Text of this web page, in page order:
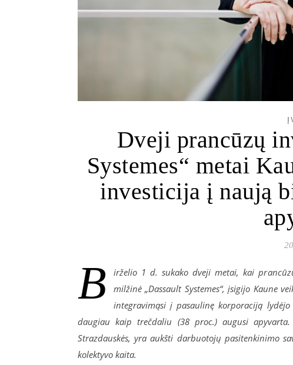
Dveji prancūzų
Systemes“ metai
investicija į naują
B
irželio 1 d. sukako dveji metai, kai
milžinė „Dassault Systemes“, įsigijo Kaune
integravimąsi į pasaulinę korporaciją
daugiau kaip trečdaliu (38 proc.) augusi
Strazdauskės, yra aukšti darbuotojų pasitenkinimo
kolektyvo kaita.